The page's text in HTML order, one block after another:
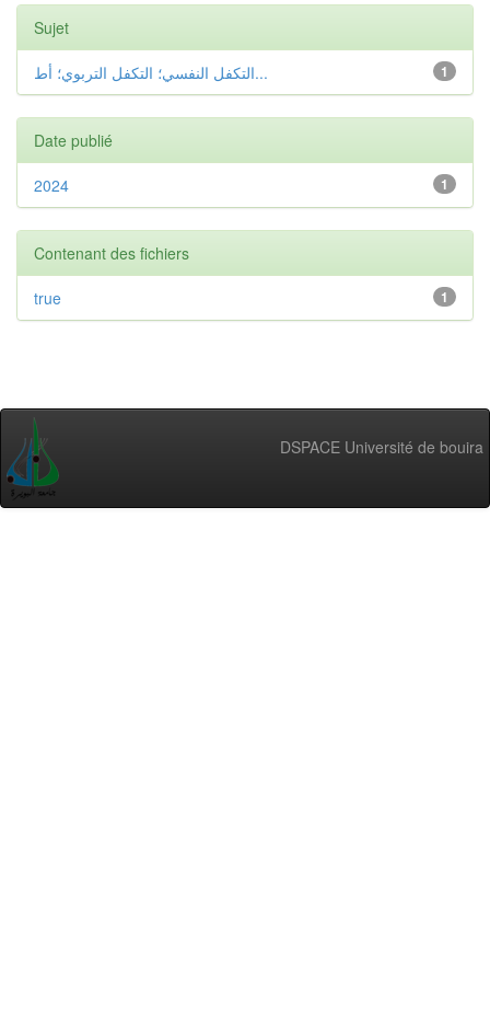
Sujet
1 التكفل النفسي؛ التكفل التربوي؛ أط...
Date publié
1
2024
Contenant des fichiers
1
true
DSPACE Université de bouira